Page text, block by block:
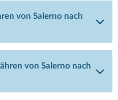
von Salerno nach
von Salerno nach